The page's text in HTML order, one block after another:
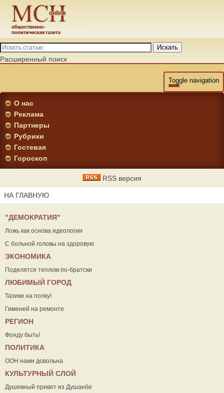
Искать
Расширенный поиск
Toggle navigation
О нас
Реклама
Партнеры
Рубрики
Гостевая
Гороскоп
RSS версия
НА ГЛАВНУЮ
"ДЕМОКРАТИЯ"
Ложь как основа идеологии
С больной головы на здоровую
ЭКОНОМИКА
Поделятся теплом по-братски
ЛЮБИМЫЙ ГОРОД
Тазики на полку!
Гименей на ремонте
РЕГИОН
Фонду быть!
ПОЛИТИКА
ООН нами довольна
КУЛЬТУРНЫЙ СЛОЙ
Душевный привет из Душанбе